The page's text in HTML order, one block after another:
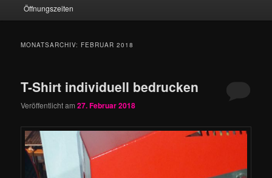
Öffnungszeiten
MONATSARCHIV: FEBRUAR 2018
T-Shirt individuell bedrucken
Veröffentlicht am27. Februar 2018